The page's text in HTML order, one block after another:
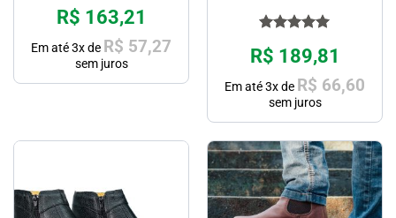
R$ 163,21
Em até3x de R$ 57,27
sem juros
5.00 de 5
R$ 189,81
Em até3x de R$ 66,60
sem juros